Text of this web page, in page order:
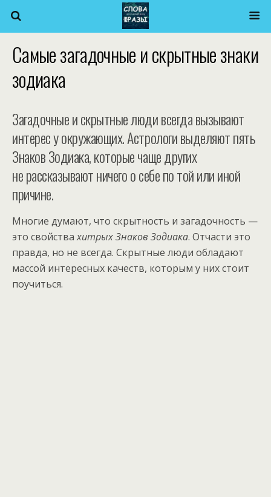
Самые загадочные и скрытные знаки
зодиака
Загадочные и скрытные люди всегда вызывают
интерес у окружающих. Астрологи выделяют пять
Знаков Зодиака, которые чаще других
не рассказывают ничего о себе по той или иной
причине.
Многие думают, что скрытность и загадочность —
это свойствахитрых Знаков Зодиака. Отчасти это
правда, но не всегда. Скрытные люди обладают
массой интересных качеств, которым у них стоит
поучиться.